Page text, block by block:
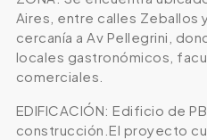
Aires, entre calles Zeballos
cercanía a Av Pellegrini,
locales gastronómicos,
comerciales.
EDIFICACIÓN: Edificio de
construcción.El proyecto